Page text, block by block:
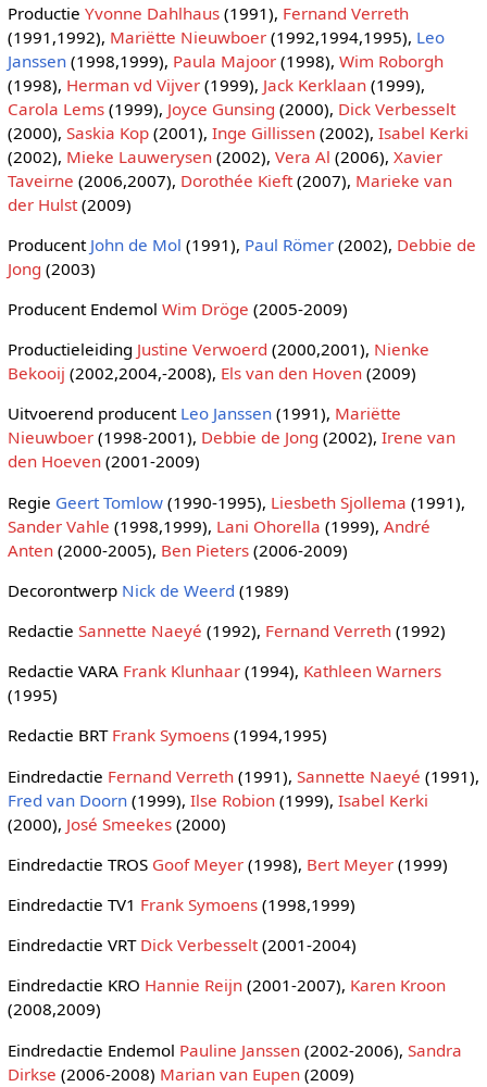
Productie Yvonne Dahlhaus(1991), Fernand Verreth
(1991,1992), Mariëtte Nieuwboer(1992,1994,1995), Leo
Janssen(1998,1999), Paula Majoor(1998), Wim Roborgh
(1998), Herman vd Vijver(1999), Jack Kerklaan(1999),
Carola Lems(1999), Joyce Gunsing (2000), Dick Verbesselt
(2000), Saskia Kop(2001), Inge Gillissen(2002), Isabel Kerki
(2002), Mieke Lauwerysen(2002), Vera Al (2006), Xavier
Taveirne (2006,2007), Dorothée Kieft(2007), Marieke van
der Hulst(2009)
Producent John de Mol (1991), Paul Römer(2002), Debbie de
Jong (2003)
Producent Endemol Wim Dröge (2005-2009)
Productieleiding Justine Verwoerd (2000,2001), Nienke
Bekooij (2002,2004,-2008), Els van den Hoven(2009)
Uitvoerend producent Leo Janssen(1991), Mariëtte
Nieuwboer(1998-2001), Debbie de Jong (2002), Irene van
den Hoeven(2001-2009)
Regie Geert Tomlow(1990-1995), Liesbeth Sjollema (1991),
Sander Vahle (1998,1999), Lani Ohorella (1999), André
Anten(2000-2005), Ben Pieters(2006-2009)
Decorontwerp Nick de Weerd (1989)
Redactie Sannette Naeyé (1992), Fernand Verreth(1992)
Redactie VARA Frank Klunhaar(1994), Kathleen Warners
(1995)
Redactie BRT Frank Symoens(1994,1995)
Eindredactie Fernand Verreth(1991), Sannette Naeyé (1991),
Fred van Doorn(1999), Ilse Robion(1999), Isabel Kerki
(2000), José Smeekes(2000)
Eindredactie TROS Goof Meyer(1998), Bert Meyer(1999)
Eindredactie TV1 Frank Symoens(1998,1999)
Eindredactie VRT Dick Verbesselt(2001-2004)
Eindredactie KRO Hannie Reijn(2001-2007), Karen Kroon
(2008,2009)
Eindredactie Endemol Pauline Janssen(2002-2006), Sandra
Dirkse (2006-2008) Marian van Eupen(2009)